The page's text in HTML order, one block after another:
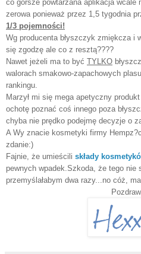
co gorsze powtarzana aplikacja wcale
zerowa ponieważ przez 1,5 tygodnia
1/3 pojemności!
Wg producenta błyszczyk zmiękcza i
się zgodzę ale co z resztą????
Nawet jeżeli ma to być TYLKO
walorach smakowo-zapachowych
rankingu.
Marzył mi się mega apetyczny
ochotę poznać coś innego poza
chyba nie prędko podejmę decyzje o
A Wy znacie kosmetyki firmy
zdanie:)
Fajnie, że umieścili składy
pewnych wpadek.Szkoda, że tego nie
przemyślałabym dwa razy...no cóż,